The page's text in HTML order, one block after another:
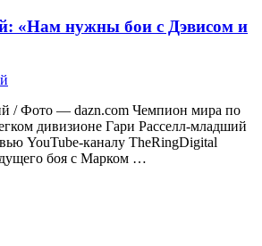
«Нам нужны бои с Дэвисом и
/ Фото — dazn.com Чемпион мира по
дивизионе Гари Расселл-младший
YouTube-каналу TheRingDigital
боя с Марком …